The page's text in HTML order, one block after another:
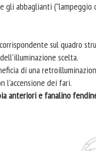
gli abbaglianti ("lampeggio
sul quadro
scelta.
di una
l'accensione dei fari.
anteriori e fanalino